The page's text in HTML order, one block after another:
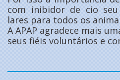
com inibidor de cio
lares para todos os
A APAP agradece mais
seus fiéis voluntários e